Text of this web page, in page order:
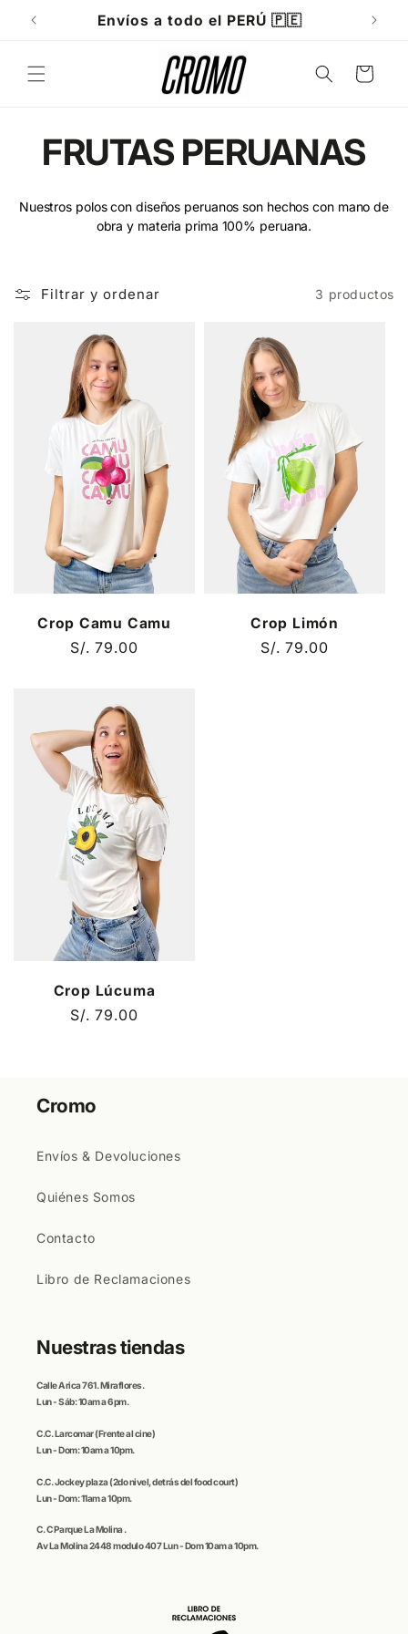
directamenteEnvíos a todo el PERÚ 🇵🇪
Carrito
C
o
e
ó
n
:
FRUTAS PERUANAS
Nuestros polos con diseños peruanos son hechos con mano de
obra y materia prima 100% peruana.
Filtrar y ordenar 3 productos
Crop Camu Camu
Precio
S/. 79.00
Crop Limón
Precio
S/. 79.00
Crop Lúcuma
Precio
S/. 79.00
Cromo
Envíos & Devoluciones
Quiénes Somos
Contacto
Libro de Reclamaciones
Nuestras tiendas
CalleArica761. Miraflores.
Lun - Sáb: 10am a 6pm.
C.C. Larcomar(Frente al cine)
Lun - Dom: 10am a 10pm.
C.C.Jockey plaza (2do nivel, detrás del food court)
Lun - Dom: 11am a 10pm.
C. CParque La Molina.
Av La Molina 2448 modulo 407 Lun - Dom 10am a 10pm.